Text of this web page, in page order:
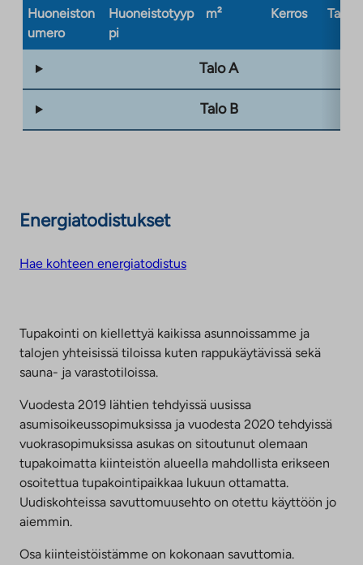
Huoneiston
umero
Huoneistotyyp
pi
m² Kerros
Talo A
Talo B
Energiatodistukset
Hae kohteen energiatodistus
Tupakointi on kiellettyä kaikissa asunnoissamme ja
talojen yhteisissä tiloissa kuten rappukäytävissä sekä
sauna- ja varastotiloissa.
Vuodesta 2019 lähtien tehdyissä uusissa
asumisoikeussopimuksissa ja vuodesta 2020 tehdyissä
vuokrasopimuksissa asukas on sitoutunut olemaan
tupakoimatta kiinteistön alueella mahdollista erikseen
osoitettua tupakointipaikkaa lukuun ottamatta.
Uudiskohteissa savuttomuusehto on otettu käyttöön jo
aiemmin.
Osa kiinteistöistämme on kokonaan savuttomia.